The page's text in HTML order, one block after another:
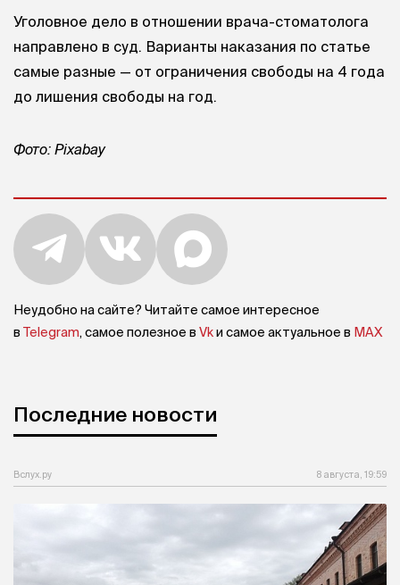
Уголовное дело в отношении врача-стоматолога
направлено в суд. Варианты наказания по статье
самые разные — от ограничения свободы на 4 года
до лишения свободы на год.
Фото: Pixabay
Неудобно на сайте? Читайте самое интересное
в Telegram, самое полезное в Vkи самое актуальное в MAX
Последние новости
Вслух.ру 8 августа, 19:59